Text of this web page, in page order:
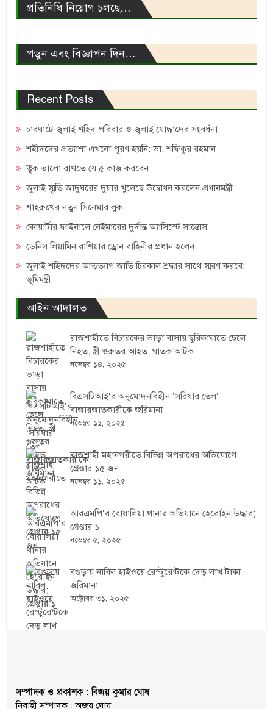
প্রতিনিধি নিয়োগ চলছে…
পড়ুন এবং বিজ্ঞাপন দিন…
Recent Posts
চারঘাটে জুলাই শহিদ পরিবার ও জুলাই যোদ্ধাদের সংবর্ধনা
শহীদদের প্রত্যাশা এখনো পূরণ হয়নি: ডা. শফিকুর রহমান
ত্বক ভালো রাখতে যে ৫ কাজ করবেন
জুলাই স্মৃতি জাদুঘরের দুয়ার খুলেছে উদ্বোধন করলেন প্রধানমন্ত্রী
শাহরুখের নতুন সিনেমার লুক
কোয়ার্টার ফাইনালে নেইমারের দুর্দান্ত অ্যাসিস্টে সান্তোস
ডেনিস লিয়ামিন রাশিয়ার ড্রোন বাহিনীর প্রধান হলেন
জুলাই শহিদদের আত্মত্যাগ জাতি চিরকাল শ্রদ্ধার সাথে স্মরণ করবে:
ভূমিমন্ত্রী
আইন আদালত
রাজশাহীতে বিচারকের ভাড়া বাসায় ছুরিকাঘাতে ছেলে
নিহত, স্ত্রী গুরুতর আহত, ঘাতক আটক
নভেম্বর ১৪, ২০২৫
বিএসটিআই’র অনুমোদনবিহীন ‘সরিষার তেল’
বাজারজাতকারীকে জরিমানা
নভেম্বর ১১, ২০২৫
রাজশাহী মহানগরীতে বিভিন্ন অপরাধের অভিযোগে
গ্রেপ্তার ১৫ জন
নভেম্বর ১১, ২০২৫
আরএমপি’র বোয়ালিয়া থানার অভিযানে হেরোইন উদ্ধার;
গ্রেপ্তার ১
নভেম্বর ৫, ২০২৫
বগুড়ায় নাবিল হাইওয়ে রেস্টুরেন্টকে দেড় লাখ টাকা
জরিমানা
অক্টোবর ৩১, ২০২৫
সম্পাদক ও প্রকাশক : বিজয় কুমার ঘোষ
নিবাহী সম্পাদক : অজয় ঘোষ